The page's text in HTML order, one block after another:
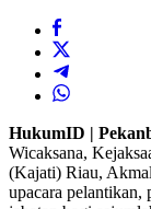
HukumID |
Wicaksana,
(Kajati) Riau,
upacara pelantikan,